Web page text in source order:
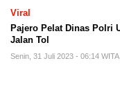
Viral
Pajero Pelat Dinas Polri
Jalan Tol
Senin, 31 Juli 2023 - 06:14 WITA